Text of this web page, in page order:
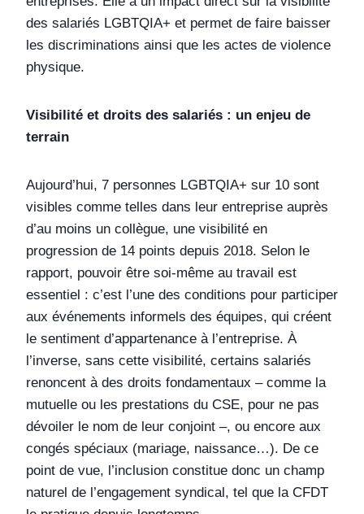
des salariés LGBTQIA+ et permet de faire baisser
les discriminations ainsi que les actes de violence
physique.
Visibilité et droits des salariés : un enjeu de
terrain
Aujourd’hui, 7 personnes LGBTQIA+ sur 10 sont
visibles comme telles dans leur entreprise auprès
d’au moins un collègue, une visibilité en
progression de 14 points depuis 2018. Selon le
rapport, pouvoir être soi-même au travail est
essentiel : c’est l’une des conditions pour participer
aux événements informels des équipes, qui créent
le sentiment d’appartenance à l’entreprise. À
l’inverse, sans cette visibilité, certains salariés
renoncent à des droits fondamentaux – comme la
mutuelle ou les prestations du CSE, pour ne pas
dévoiler le nom de leur conjoint –, ou encore aux
congés spéciaux (mariage, naissance…). De ce
point de vue, l’inclusion constitue donc un champ
naturel de l’engagement syndical, tel que la CFDT